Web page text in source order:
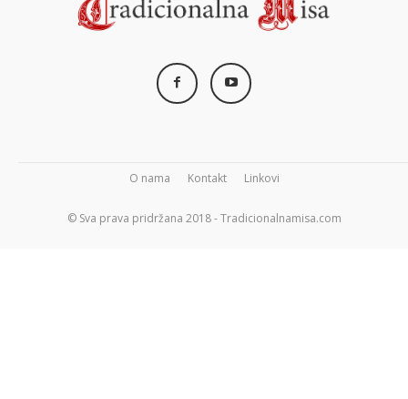
O nama Kontakt Linkovi
© Sva prava pridržana 2018 - Tradicionalnamisa.com